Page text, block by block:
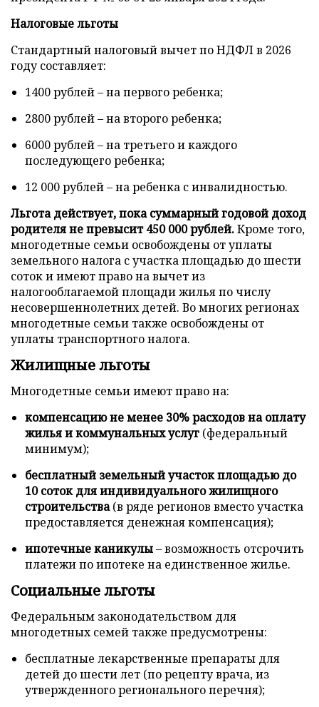
Налоговые льготы
Стандартный налоговый вычет по НДФЛ в 2026
году составляет:
1400 рублей – на первого ребенка;
2800 рублей – на второго ребенка;
6000 рублей – на третьего и каждого
последующего ребенка;
12 000 рублей – на ребенка с инвалидностью.
Льгота действует, пока суммарный годовой доход
родителя не превысит 450 000 рублей.Кроме того,
многодетные семьи освобождены от уплаты
земельного налога с участка площадью до шести
соток и имеют право на вычет из
налогооблагаемой площади жилья по числу
несовершеннолетних детей. Во многих регионах
многодетные семьи также освобождены от
уплаты транспортного налога.
Жилищные льготы
Многодетные семьи имеют право на:
компенсацию не менее 30% расходов на оплату
жилья и коммунальных услуг (федеральный
минимум);
бесплатный земельный участок площадью до
10 соток для индивидуального жилищного
строительства(в ряде регионов вместо участка
предоставляется денежная компенсация);
ипотечные каникулы– возможность отсрочить
платежи по ипотеке на единственное жилье.
Социальные льготы
Федеральным законодательством для
многодетных семей также предусмотрены:
бесплатные лекарственные препараты для
детей до шести лет (по рецепту врача, из
утвержденного регионального перечня);